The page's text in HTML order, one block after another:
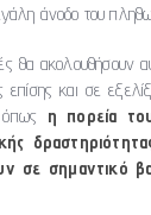
άνοδο του
θα ακολουθήσουν
και σε
η πορεία
σε σημαντικό